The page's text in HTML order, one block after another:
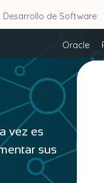
Desarrollo de Software
Oracle
vez es
sus